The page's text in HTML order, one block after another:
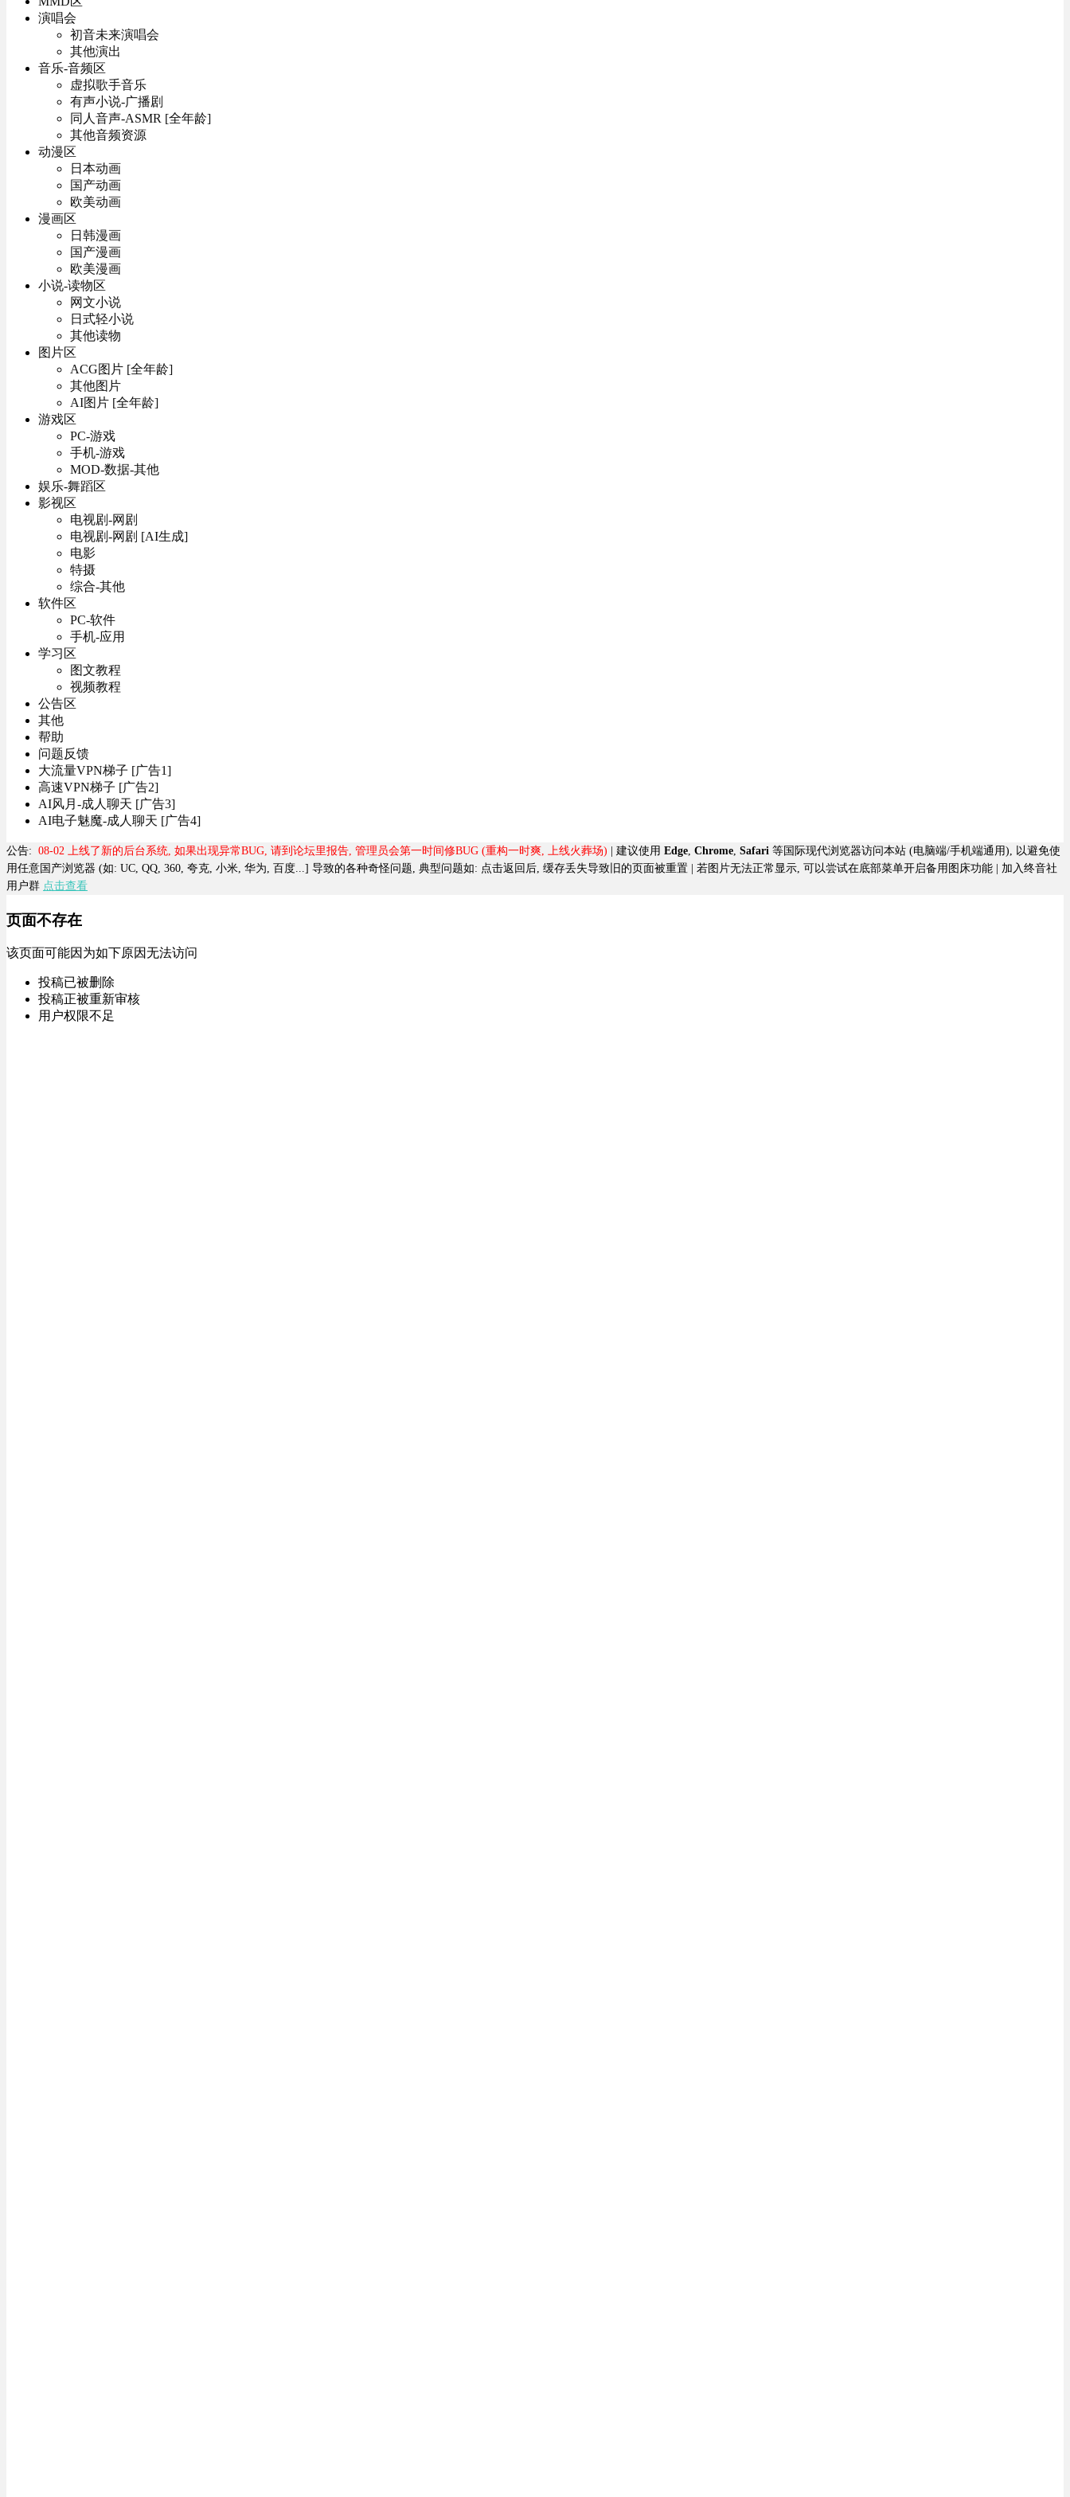
演唱会
初音未来演唱会
其他演出
音乐-音频区
虚拟歌手音乐
有声小说-广播剧
同人音声-ASMR [全年龄]
其他音频资源
动漫区
日本动画
国产动画
欧美动画
漫画区
日韩漫画
国产漫画
欧美漫画
小说-读物区
网文小说
日式轻小说
其他读物
图片区
ACG图片 [全年龄]
其他图片
AI图片 [全年龄]
游戏区
PC-游戏
手机-游戏
MOD-数据-其他
娱乐-舞蹈区
影视区
电视剧-网剧
电视剧-网剧 [AI生成]
电影
特摄
综合-其他
软件区
PC-软件
手机-应用
学习区
图文教程
视频教程
公告区
其他
帮助
问题反馈
大流量VPN梯子 [广告1]
高速VPN梯子 [广告2]
AI风月-成人聊天 [广告3]
AI电子魅魔-成人聊天 [广告4]
公告: 08-02 上线了新的后台系统, 如果出现异常BUG, 请到论坛里报告, 管理员会第一时间修BUG (重构一时爽, 上线火葬场) | 建议使用 Edge, Chrome, Safari 等国际现代浏览器访问本站 (电脑端/手机端通用), 以避免使
用任意国产浏览器 (如: UC, QQ, 360, 夸克, 小米, 华为, 百度...] 导致的各种奇怪问题, 典型问题如: 点击返回后, 缓存丢失导致旧的页面被重置 | 若图片无法正常显示, 可以尝试在底部菜单开启备用图床功能 | 加入终音社
用户群 点击查看
页面不存在
该页面可能因为如下原因无法访问
投稿已被删除
投稿正被重新审核
用户权限不足